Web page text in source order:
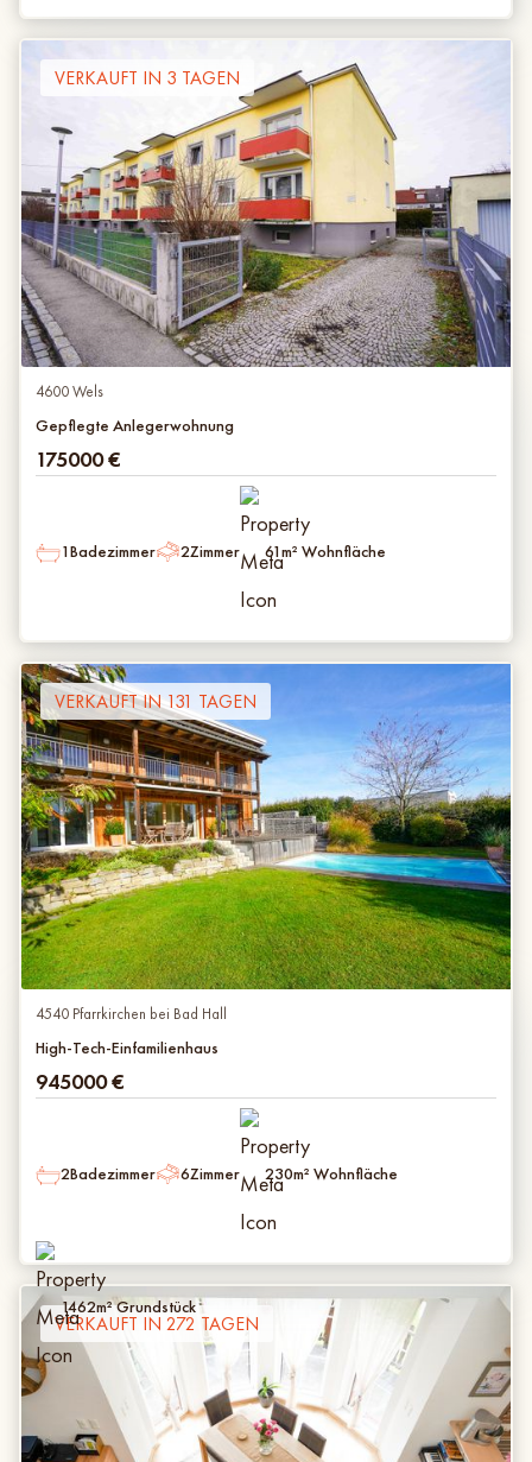
VERKAUFT IN 3 TAGEN
4600 Wels
Gepflegte Anlegerwohnung
175000€
1Badezimmer 2Zimmer 61m² Wohnfläche
VERKAUFT IN 131 TAGEN
4540 Pfarrkirchen bei Bad Hall
High-Tech-Einfamilienhaus
945000€
2Badezimmer 6Zimmer 230m² Wohnfläche
1462m² Grundstück
VERKAUFT IN 272 TAGEN